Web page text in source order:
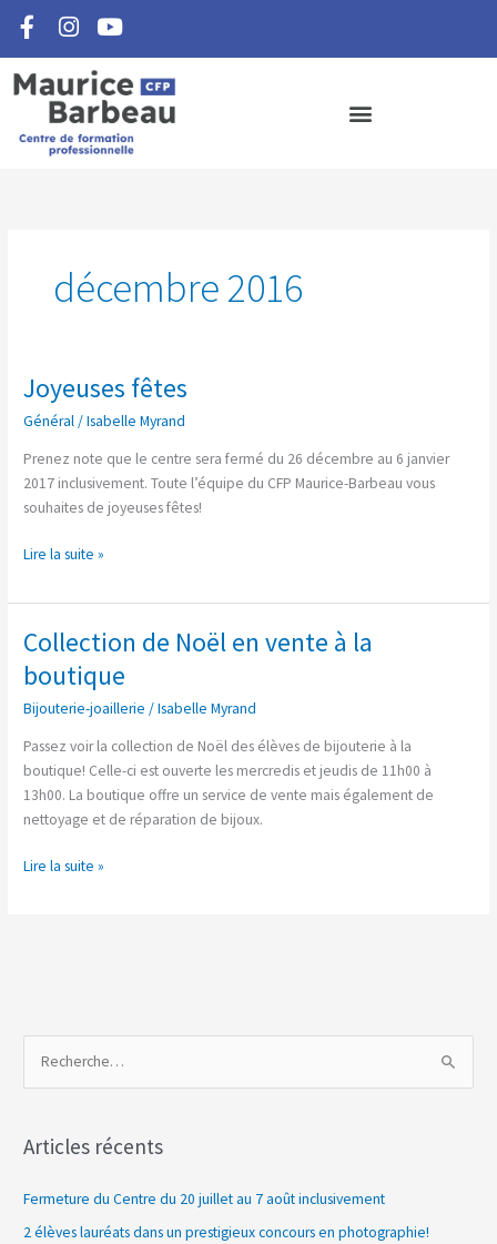
contenu
F
a
c
e
b
o
I
n
s
t
a
g
r
Y
o
u
t
u
b
e
décembre 2016
Joyeuses fêtes
Général/Isabelle Myrand
Prenez note que le centre sera fermé du 26 décembre au 6 janvier
2017 inclusivement. Toute l’équipe du CFP Maurice-Barbeau vous
souhaites de joyeuses fêtes!
Joyeuses
fêtes
Lire la suite »
Collection de Noël en vente à la
boutique
Bijouterie-joaillerie /Isabelle Myrand
Passez voir la collection de Noël des élèves de bijouterie à la
boutique! Celle-ci est ouverte les mercredis et jeudis de 11h00 à
13h00. La boutique offre un service de vente mais également de
nettoyage et de réparation de bijoux.
Collection
Noël
en
Lire la suite »
h
Articles récents
Fermeture du Centre du 20 juillet au 7 août inclusivement
2 élèves lauréats dans un prestigieux concours en photographie!